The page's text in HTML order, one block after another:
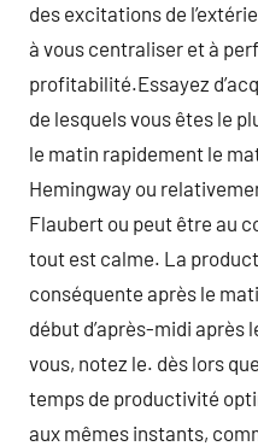
des excitations de
à vous centraliser et à
profitabilité.Essayez
de lesquels vous êtes le
le matin rapidement le
Hemingway ou
Flaubert ou peut être au
tout est calme. La
conséquente après le
début d’après-midi après
vous, notez le. dès lors
temps de productivité
aux mêmes instants,